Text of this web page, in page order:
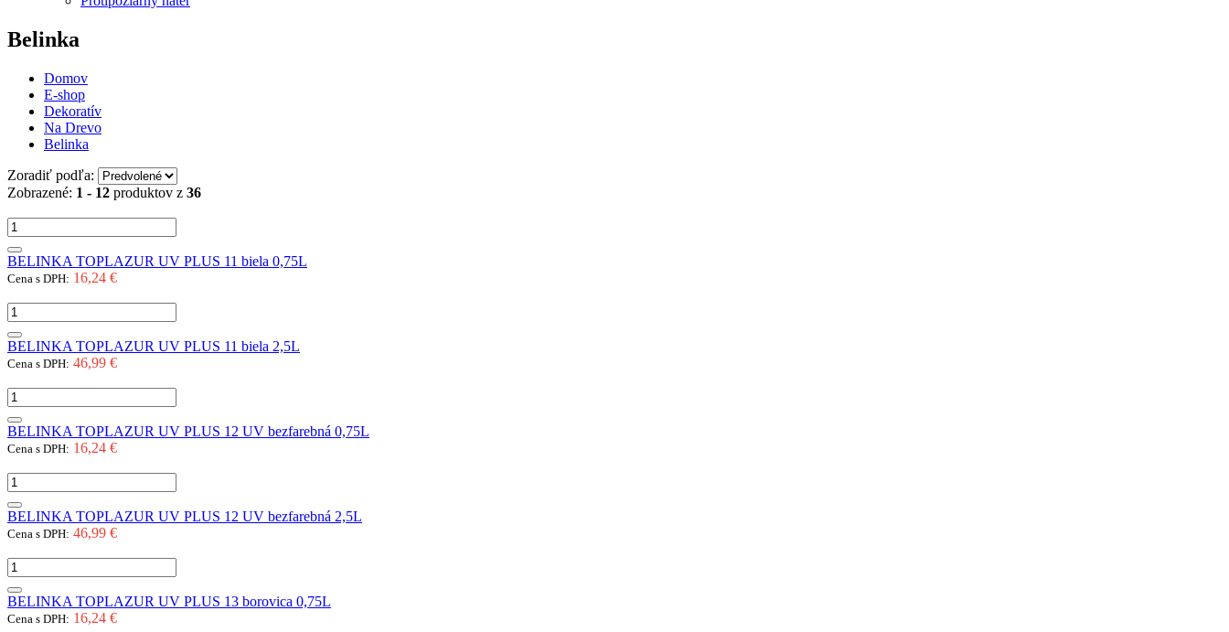
Belinka
Domov
E-shop
Dekoratív
Na Drevo
Belinka
Zoradiť podľa:
Zobrazené: 1 - 12 produktov z 36
BELINKA TOPLAZUR UV PLUS 11 biela 0,75L
Cena s DPH: 16,24 €
BELINKA TOPLAZUR UV PLUS 11 biela 2,5L
Cena s DPH: 46,99 €
BELINKA TOPLAZUR UV PLUS 12 UV bezfarebná 0,75L
Cena s DPH: 16,24 €
BELINKA TOPLAZUR UV PLUS 12 UV bezfarebná 2,5L
Cena s DPH: 46,99 €
BELINKA TOPLAZUR UV PLUS 13 borovica 0,75L
Cena s DPH: 16,24 €